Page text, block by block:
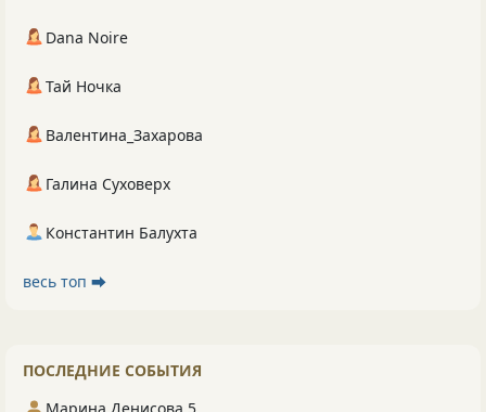
Dana Noire
Тай Ночка
Валентина_Захарова
Галина Суховерх
Константин Балухта
весь топ ⮕
ПОСЛЕДНИЕ СОБЫТИЯ